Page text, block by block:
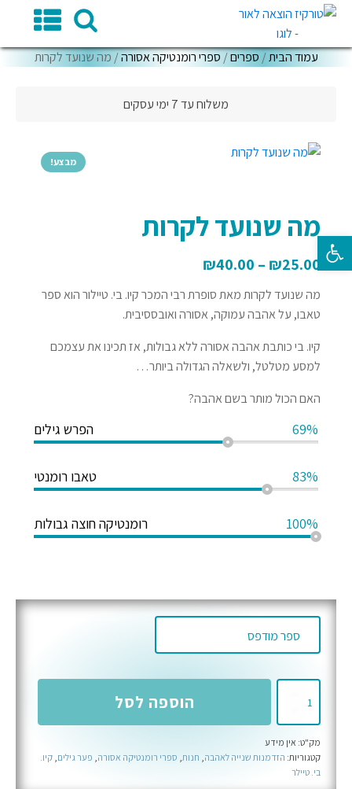
עמוד הבית/ ספרים/ ספרי רומנטיקה אסורה/ מה שנועד לקרות
משלוח עד 7 ימי עסקים
מבצע!
מה שנועד לקרות
₪25.00
–
₪40.00
מה שנועד לקרות מאת סופרת רבי המכר קיו. בי. טיילור הוא ספר
טאבו, על אהבה עמוקה, אסורה ואובססיבית.
קיו. בי כותבת אהבה אסורה ללא גבולות, אז תכינו את עצמכם
למסע מטלטל, ולשאלה הגדולה ביותר…
האם הכול מותר בשם אהבה?
הפרש גילים 69%
טאבו רומנטי 83%
רומנטיקה חוצה גבולות 100%
שנועד
לקרות
הוספה לסל
מק"ט: אין מידע
קטגוריות: הזדמנות שנייה לאהבה, חנות, ספרי רומנטיקה אסורה, פער גילים, קיו.
בי. טיילר
פתח סרגל נגישות